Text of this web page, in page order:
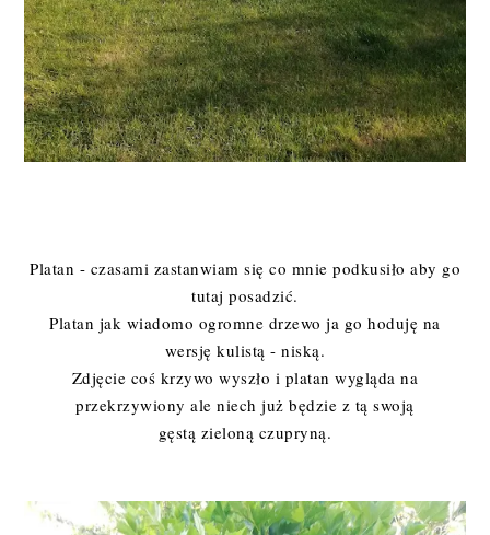
Platan - czasami zastanwiam się co mnie podkusiło aby go
tutaj posadzić.
Platan jak wiadomo ogromne drzewo ja go hoduję na
wersję kulistą - niską.
Zdjęcie coś krzywo wyszło i platan wygląda na
przekrzywiony ale niech już będzie z tą swoją
gęstą zieloną czupryną.